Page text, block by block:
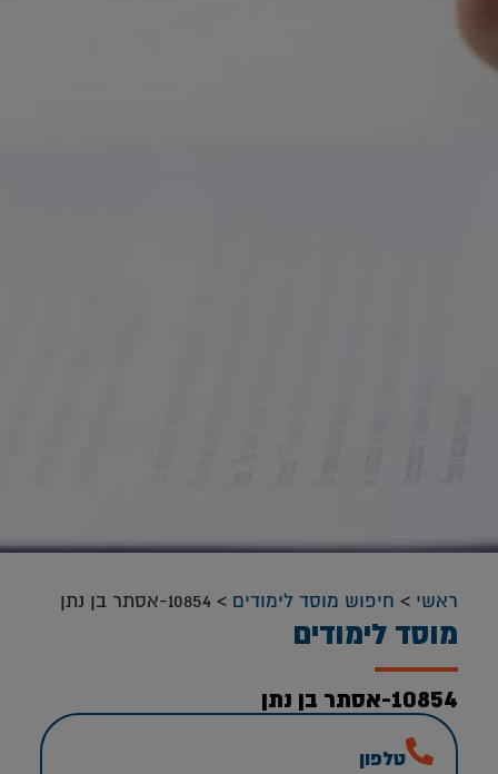
ראשי > חיפוש מוסד לימודים > 10854-אסתר בן נתן
מוסד לימודים
10854-אסתר בן נתן
טלפון